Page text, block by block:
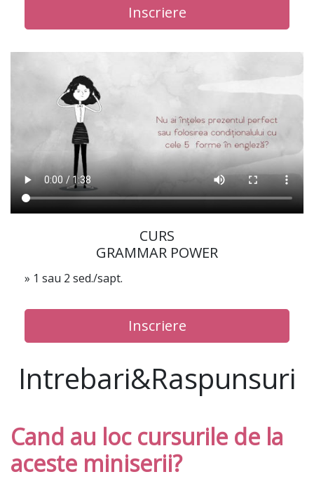
Inscriere
CURS
GRAMMAR POWER
» 1 sau 2 sed./sapt.
Inscriere
Intrebari&Raspunsuri
Cand au loc cursurile de la
aceste miniserii?